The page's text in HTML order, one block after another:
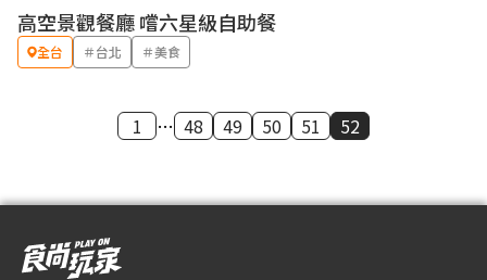
高空景觀餐廳 嚐六星級自助餐
全台 ＃台北 ＃美食
1 … 48 49 50 51 52